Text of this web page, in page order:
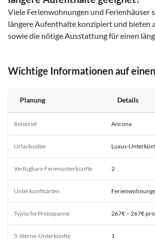
Viele Ferienwohnungen und Ferienhäuser
längere Aufenthalte konzipiert und bieten
sowie die nötige Ausstattung für einen
Wichtige Informationen auf
Planung Details
Reiseziel Ancona
Urlaubsidee Luxus-
Verfügbare Ferienunterkünfte 2
Unterkunftsarten
Typische Preisspanne 267€ – 267€
5-Sterne-Unterkünfte 1